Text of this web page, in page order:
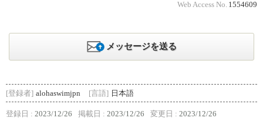
Web Access No. 1554609
メッセージを送る
[登録者] alohaswimjpn [言語] 日本語
登録日 : 2023/12/26 掲載日 : 2023/12/26 変更日 : 2023/12/26